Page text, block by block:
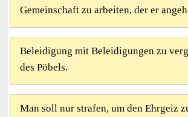
Gemeinschaft zu arbeiten, der er
Beleidigung mit Beleidigungen zu
des Pöbels.
Man soll nur strafen, um den Ehrgeiz